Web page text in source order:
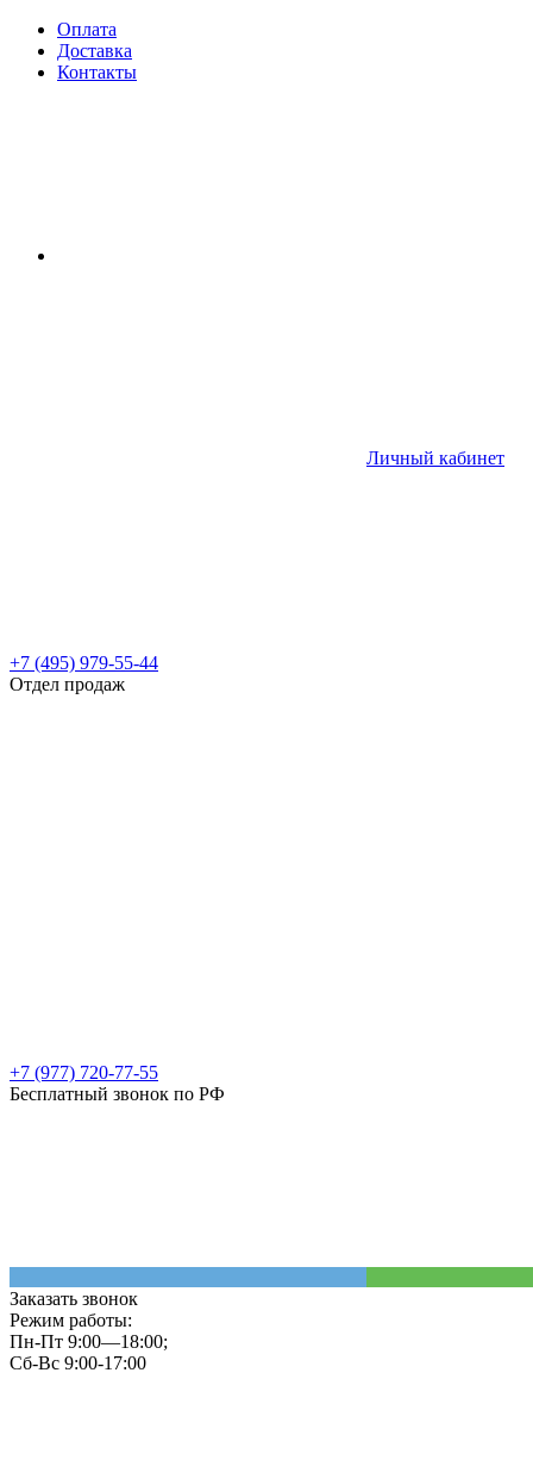
Оплата
Доставка
Контакты
Личный кабинет
+7 (495) 979-55-44
Отдел продаж
+7 (977) 720-77-55
Бесплатный звонок по РФ
Заказать звонок
Режим работы:
Пн-Пт 9:00—18:00;
Сб-Вс 9:00-17:00